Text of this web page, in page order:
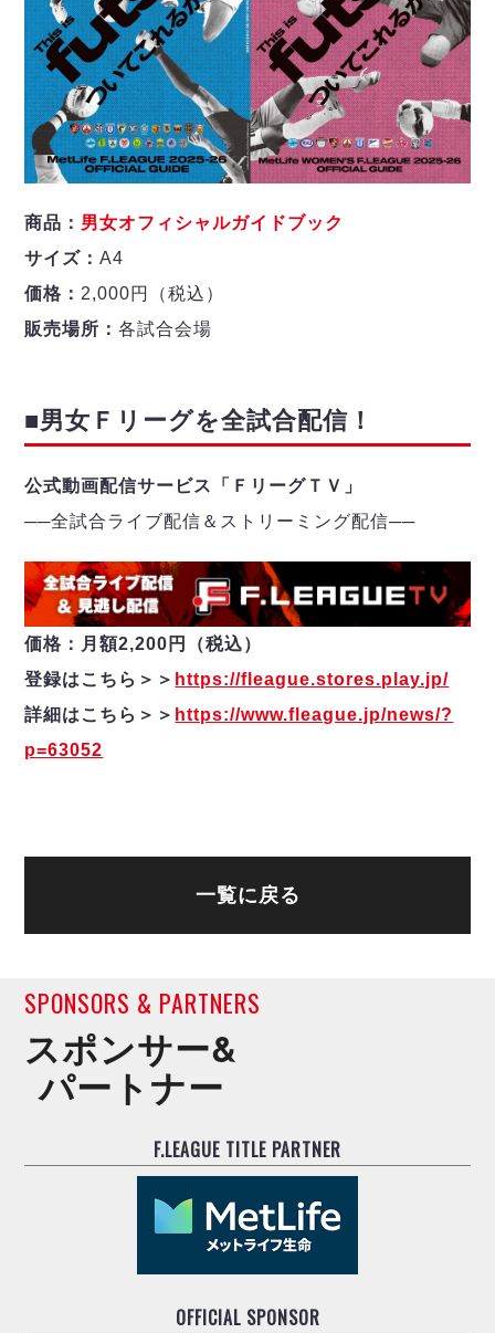
商品： 男女オフィシャルガイドブック
サイズ：A4
価格： 2,000円（税込）
販売場所：各試合会場
■男女Ｆリーグを全試合配信！
公式動画配信サービス「ＦリーグＴＶ」
──全試合ライブ配信＆ストリーミング配信──
価格：月額2,200円（税込）
登録はこちら＞＞ https://fleague.stores.play.jp/
詳細はこちら＞＞ https://www.fleague.jp/news/?
p=63052
一覧に戻る
SPONSORS & PARTNERS
スポンサー&
パートナー
F.LEAGUE TITLE PARTNER
OFFICIAL SPONSOR